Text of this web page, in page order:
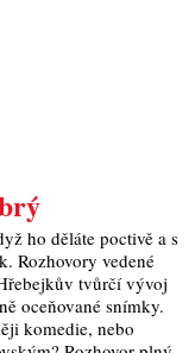
ho děláte poctivě a s
Rozhovory vedené
tvůrčí vývoj
oceňované snímky.
komedie, nebo